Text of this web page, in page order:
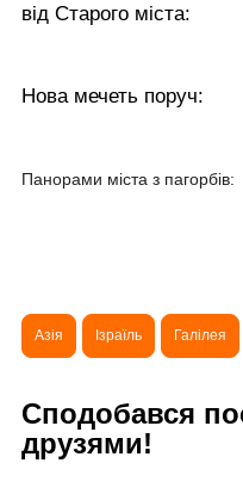
від Старого міста:
Нова мечеть поруч:
Панорами міста з пагорбів:
Азія Ізраїль Галілея
Сподобався
друзями!